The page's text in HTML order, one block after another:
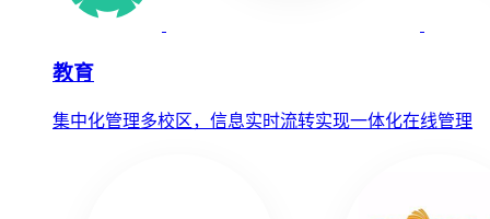
教育
集中化管理多校区，信息实时流转实现一体化在线管理